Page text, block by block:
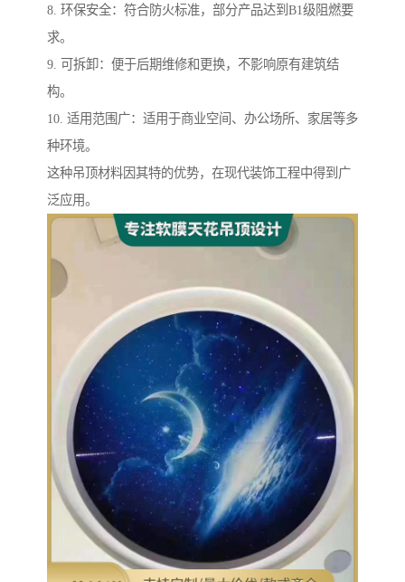
8. 环保安全：符合防火标准，部分产品达到B1级阻燃要
求。
9. 可拆卸：便于后期维修和更换，不影响原有建筑结
构。
10. 适用范围广：适用于商业空间、办公场所、家居等多
种环境。
这种吊顶材料因其特的优势，在现代装饰工程中得到广
泛应用。